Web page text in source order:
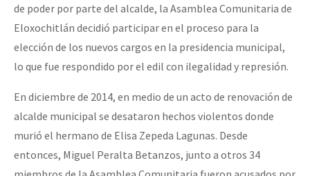
de poder por parte del alcalde, la Asamblea Comunitaria de
Eloxochitlán decidió participar en el proceso para la
elección de los nuevos cargos en la presidencia municipal,
lo que fue respondido por el edil con ilegalidad y represión.
En diciembre de 2014, en medio de un acto de renovación de
alcalde municipal se desataron hechos violentos donde
murió el hermano de Elisa Zepeda Lagunas. Desde
entonces, Miguel Peralta Betanzos, junto a otros 34